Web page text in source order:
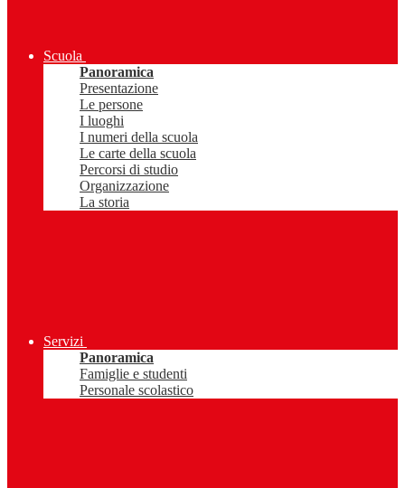
Scuola
Panoramica
Presentazione
Le persone
I luoghi
I numeri della scuola
Le carte della scuola
Percorsi di studio
Organizzazione
La storia
Servizi
Panoramica
Famiglie e studenti
Personale scolastico